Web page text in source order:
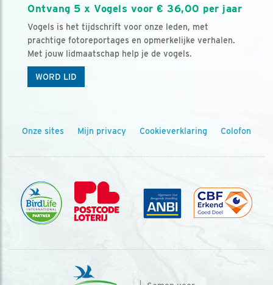
Ontvang 5 x Vogels voor € 36,00 per jaar
Vogels is het tijdschrift voor onze leden, met
prachtige fotoreportages en opmerkelijke verhalen.
Met jouw lidmaatschap help je de vogels.
WORD LID
Onze sites Mijn privacy Cookieverklaring Colofon